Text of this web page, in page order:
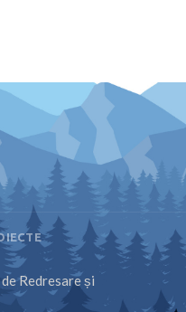
Redresare și